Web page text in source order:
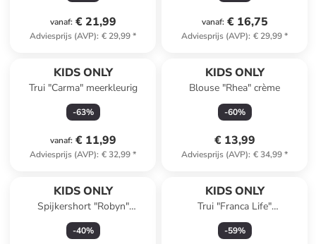
vanaf: € 21,99
Adviesprijs (AVP): € 29,99*
vanaf: € 16,75
Adviesprijs (AVP): € 29,99*
KIDS ONLY
Trui "Carma" meerkleurig
-63%
vanaf: € 11,99
Adviesprijs (AVP): € 32,99*
KIDS ONLY
Blouse "Rhea" crème
-60%
€ 13,99
Adviesprijs (AVP): € 34,99*
KIDS ONLY
Spijkershort "Robyn"
lichtblauw
-40%
KIDS ONLY
Trui "Franca Life"
donkerblauw/wit
-59%